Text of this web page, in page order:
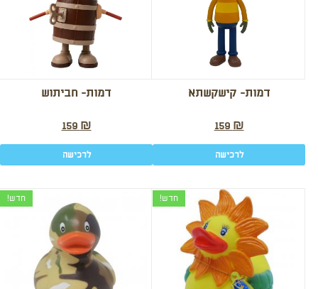
דמות- חביתוש
159 ₪
לרכישה
דמות- קישקשתא
159 ₪
לרכישה
חדש! חדש!